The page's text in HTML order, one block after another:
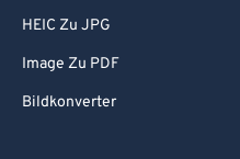
HEIC Zu JPG
Image Zu PDF
Bildkonverter